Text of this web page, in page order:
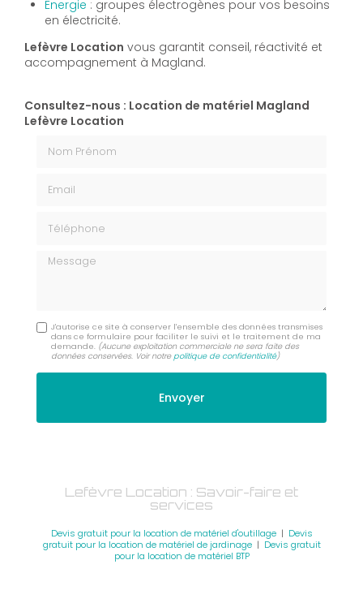
Energie : groupes électrogènes pour vos besoins
en électricité.
Lefèvre Location vous garantit conseil, réactivité et
accompagnement à Magland.
Consultez-nous : Location de matériel Magland
Lefèvre Location
Message
J'autorise ce site à conserver l'ensemble des données transmises
dans ce formulaire pour faciliter le suivi et le traitement de ma
demande. (Aucune exploitation commerciale ne sera faite des
données conservées. Voir notrepolitique de confidentialité)
Lefèvre Location : Savoir-faire et
services
Devis gratuit pour la location de matériel d'outillage| Devis
gratuit pour la location de matériel de jardinage| Devis gratuit
pour la location de matériel BTP